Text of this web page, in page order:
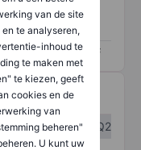
van de site
te analyseren,
inhoud te
te maken met
te kiezen, geeft
cookies en de
van
beheren"
U kunt uw
Q1
Q2